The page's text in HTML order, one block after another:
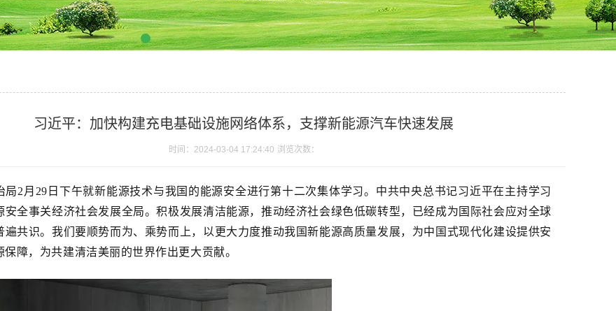
习近平：加快构建充电基础设施网络体系，支撑新能源汽车快速发展
时间：2024-03-04 17:24:40 浏览次数：
局2月29日下午就新能源技术与我国的能源安全进行第十二次集体学习。中共中央总书记习近平在主持学习
安全事关经济社会发展全局。积极发展清洁能源，推动经济社会绿色低碳转型，已经成为国际社会应对全球
遍共识。我们要顺势而为、乘势而上，以更大力度推动我国新能源高质量发展，为中国式现代化建设提供安
保障，为共建清洁美丽的世界作出更大贡献。